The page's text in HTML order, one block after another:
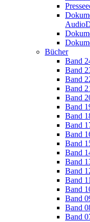
Bücher
Band
Band
Band
Band
Band
Band
Band
Band
Band
Band
Band
Band
Band
Band
Band
Band
Band
Band